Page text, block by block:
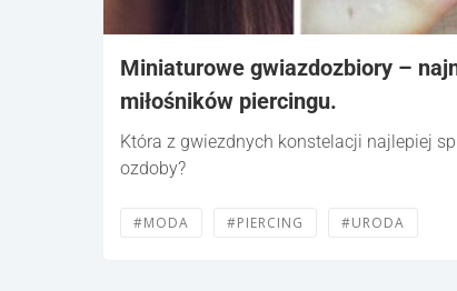
Miniaturowe gwiazdozbiory –
miłośników piercingu.
Która z gwiezdnych konstelacji najlepiej
ozdoby?
#MODA #PIERCING #URODA